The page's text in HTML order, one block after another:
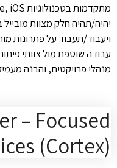
ויעבוד/תעבוד על פתרונות
עבודה שוטפת מול צוותי
מנהלי פרויקטים, והבנה
– Focused
(Cortex)